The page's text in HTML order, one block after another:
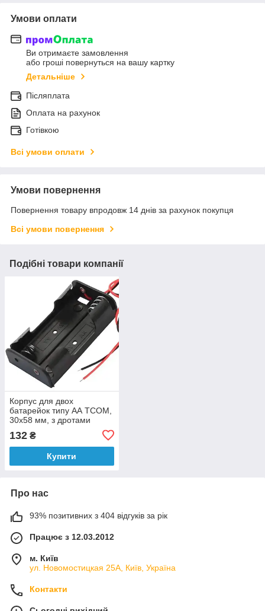
Умови оплати
Ви отримаєте замовлення
або гроші повернуться на вашу картку
Детальніше
Післяплата
Оплата на рахунок
Готівкою
Всі умови оплати
Умови повернення
Повернення товару впродовж 14 днів за рахунок покупця
Всі умови повернення
Подібні товари компанії
Корпус для двох
батарейок типу АА TCOM,
30х58 мм, з дротами
132 ₴
Купити
Про нас
93% позитивних з 404 відгуків за рік
Працює з 12.03.2012
м. Київ
ул. Новомостицкая 25А, Київ, Україна
Контакти